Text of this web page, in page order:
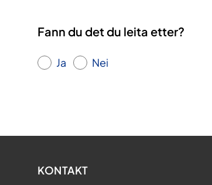
Fann du det du leita etter?
Ja Nei
KONTAKT